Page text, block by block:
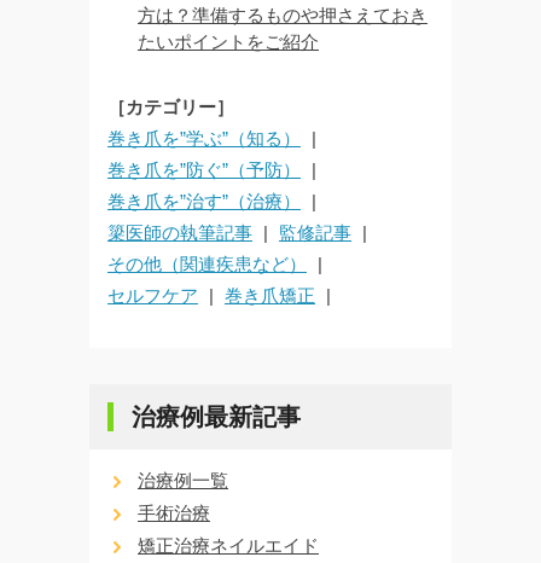
方は？準備するものや押さえておき
たいポイントをご紹介
［カテゴリー］
巻き爪を”学ぶ”（知る）
巻き爪を”防ぐ”（予防）
巻き爪を”治す”（治療）
簗医師の執筆記事
監修記事
その他（関連疾患など）
セルフケア
巻き爪矯正
治療例最新記事
治療例一覧
手術治療
矯正治療ネイルエイド